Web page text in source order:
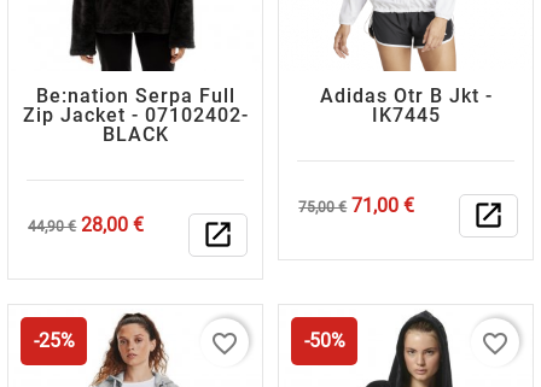
Be:nation Serpa Full
Zip Jacket - 07102402-
BLACK
Κανονική
44,90 € Τιμή
28,00 € open_in_new
Adidas Otr B Jkt -
IK7445
Κανονική
75,00 € Τιμή
71,00 € open_in_new
-25% favorite_border -50% favorite_border